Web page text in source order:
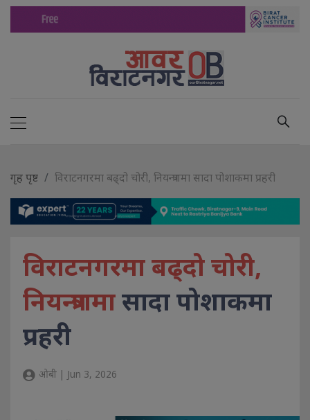
गृह पृष्ट विराटनगरमा बढ्दो चोरी, नियन्त्रणमा सादा पोशाकमा प्रहरी
विराटनगरमा बढ्दो चोरी,
नियन्त्रणमासादा पोशाकमा
प्रहरी
ओबी | Jun 3, 2026